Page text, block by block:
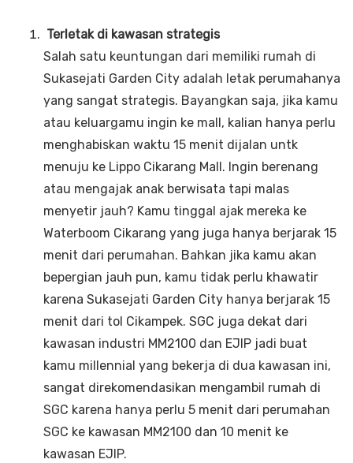
Terletak di kawasan strategis
Salah satu keuntungan dari memiliki rumah di
Sukasejati Garden City adalah letak perumahanya
yang sangat strategis. Bayangkan saja, jika kamu
atau keluargamu ingin ke mall, kalian hanya perlu
menghabiskan waktu 15 menit dijalan untk
menuju ke Lippo Cikarang Mall. Ingin berenang
atau mengajak anak berwisata tapi malas
menyetir jauh? Kamu tinggal ajak mereka ke
Waterboom Cikarang yang juga hanya berjarak 15
menit dari perumahan. Bahkan jika kamu akan
bepergian jauh pun, kamu tidak perlu khawatir
karena Sukasejati Garden City hanya berjarak 15
menit dari tol Cikampek. SGC juga dekat dari
kawasan industri MM2100 dan EJIP jadi buat
kamu millennial yang bekerja di dua kawasan ini,
sangat direkomendasikan mengambil rumah di
SGC karena hanya perlu 5 menit dari perumahan
SGC ke kawasan MM2100 dan 10 menit ke
kawasan EJIP.